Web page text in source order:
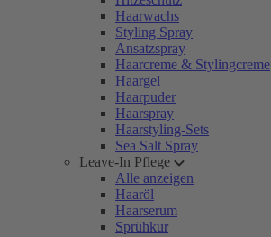
Haarwachs
Styling Spray
Ansatzspray
Haarcreme & Stylingcreme
Haargel
Haarpuder
Haarspray
Haarstyling-Sets
Sea Salt Spray
Leave-In Pflege
Alle anzeigen
Haaröl
Haarserum
Sprühkur